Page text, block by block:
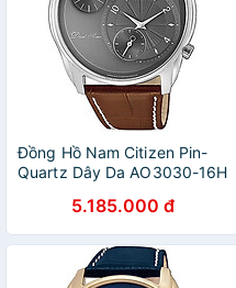
Đồng Hồ Nam Citizen Pin-
Quartz Dây Da AO3030-16H
5.185.000 đ